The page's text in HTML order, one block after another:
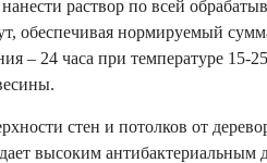
раствор по всей
обеспечивая нормируемый
24 часа при температуре 15-
стен и потолков от
высоким